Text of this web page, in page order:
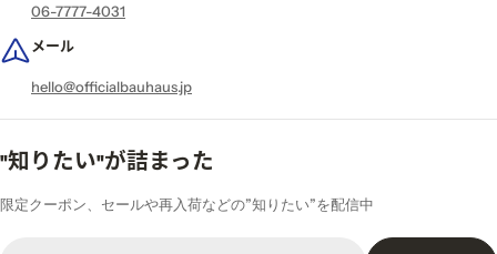
06-7777-4031
メール
hello@officialbauhaus.jp
"知りたい"が詰まった
限定クーポン、セールや再入荷などの”知りたい”を配信中